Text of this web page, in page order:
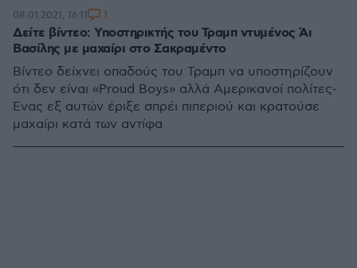
Δείτε βίντεο: Υποστηρικτής του Τραμπ ντυμένος Άι
Βασίλης με μαχαίρι στο Σακραμέντο
Βίντεο δείχνει οπαδούς του Τραμπ να υποστηρίζουν
ότι δεν είναι «Proud Boys» αλλά Αμερικανοί πολίτες-
Ένας εξ αυτών έριξε σπρέι πιπεριού και κρατούσε
μαχαίρι κατά των αντίφα
08.01.2021, 16:11 1